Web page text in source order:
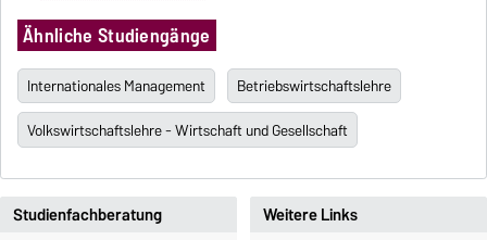
Ähnliche Studiengänge
Internationales Management
Betriebswirtschaftslehre
Volkswirtschaftslehre - Wirtschaft und Gesellschaft
Studienfachberatung
Weitere Links